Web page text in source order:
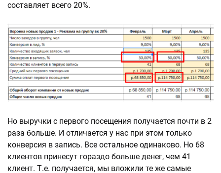
составляет всего 20%.
Но выручки с первого посещения получается почти в 2
раза больше. И отличается у нас при этом только
конверсия в запись. Все остальное одинаково. Но 68
клиентов принесут гораздо больше денег, чем 41
клиент. Т.е. получается, мы вложили те же самые